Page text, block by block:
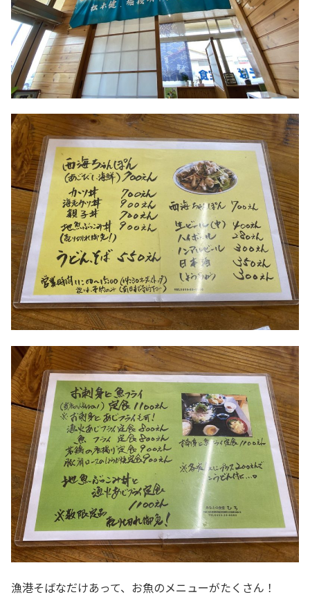
漁港そばなだけあって、お魚のメニューがたくさん！